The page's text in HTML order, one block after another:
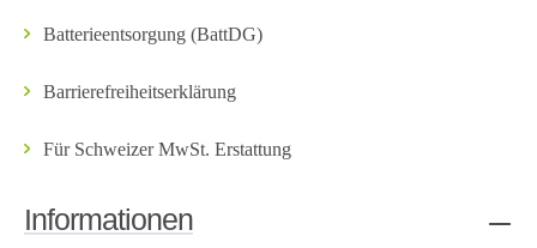
Batterieentsorgung (BattDG)
Barrierefreiheitserklärung
Für Schweizer MwSt. Erstattung
Informationen